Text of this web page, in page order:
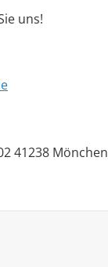
uns!
41238